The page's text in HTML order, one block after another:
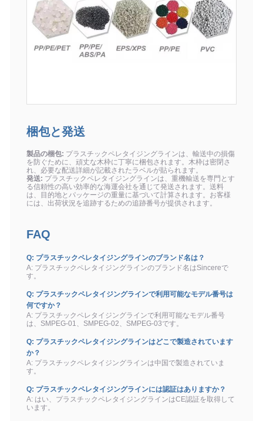
梱包と発送
製品の梱包: プラスチックペレタイジングラインは、輸送中の損傷
を防ぐために、頑丈な木枠に丁寧に梱包されます。木枠は密閉さ
れ、必要な配送詳細が記載されたラベルが貼られます。
発送: プラスチックペレタイジングラインは、重機輸送を専門とす
る信頼性の高い効率的な海運会社を通じて発送されます。送料
は、目的地とパッケージの重量に基づいて計算されます。お客様
には、出荷状況を追跡するための追跡番号が提供されます。
FAQ
Q: プラスチックペレタイジングラインのブランド名は？
A: プラスチックペレタイジングラインのブランド名はSincereで
す。
Q: プラスチックペレタイジングラインで利用可能なモデル番号は
何ですか？
A: プラスチックペレタイジングラインで利用可能なモデル番号
は、SMPEG-01、SMPEG-02、SMPEG-03です。
Q: プラスチックペレタイジングラインはどこで製造されています
か？
A: プラスチックペレタイジングラインは中国で製造されていま
す。
Q: プラスチックペレタイジングラインには認証はありますか？
A: はい、プラスチックペレタイジングラインはCE認証を取得して
います。